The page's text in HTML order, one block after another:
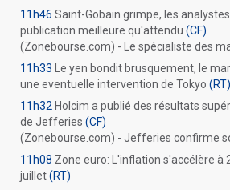
11h46 Saint-Gobain grimpe, les
publication meilleure qu'attendu (CF)
(Zonebourse.com) - Le spécialiste des
11h33 Le yen bondit brusquement, le
une eventuelle intervention de Tokyo (RT)
11h32 Holcim a publié des résultats
de Jefferies (CF)
(Zonebourse.com) - Jefferies confirme
11h08 Zone euro: L'inflation s'accélère à
juillet(RT)